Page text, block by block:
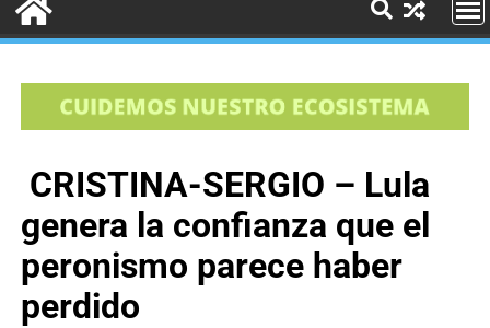
CRISTINA-SERGIO – Lula
genera la confianza que el
peronismo parece haber
perdido